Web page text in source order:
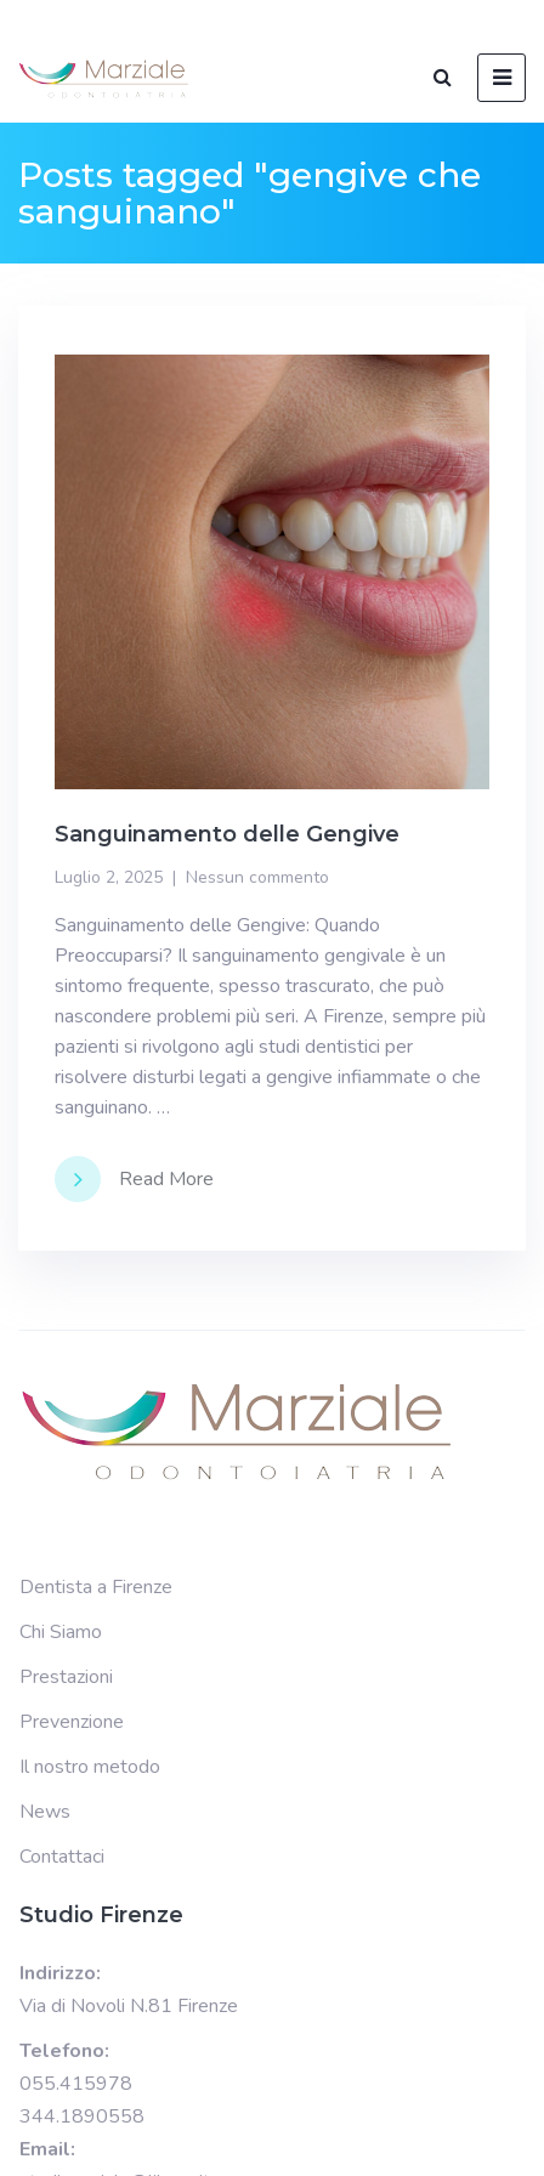
Posts tagged "gengive che
sanguinano"
Sanguinamento delle Gengive
Luglio 2, 2025 Nessun commento
Sanguinamento delle Gengive: Quando
Preoccuparsi? Il sanguinamento gengivale è un
sintomo frequente, spesso trascurato, che può
nascondere problemi più seri. A Firenze, sempre più
pazienti si rivolgono agli studi dentistici per
risolvere disturbi legati a gengive infiammate o che
sanguinano. …
Read More
Dentista a Firenze
Chi Siamo
Prestazioni
Prevenzione
Il nostro metodo
News
Contattaci
Studio Firenze
Indirizzo:
Via di Novoli N.81 Firenze
Telefono:
055.415978
344.1890558
Email: